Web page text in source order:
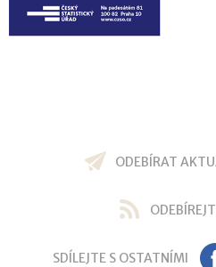
ODEBÍRAT
SDÍLEJTE S OSTATNÍMI